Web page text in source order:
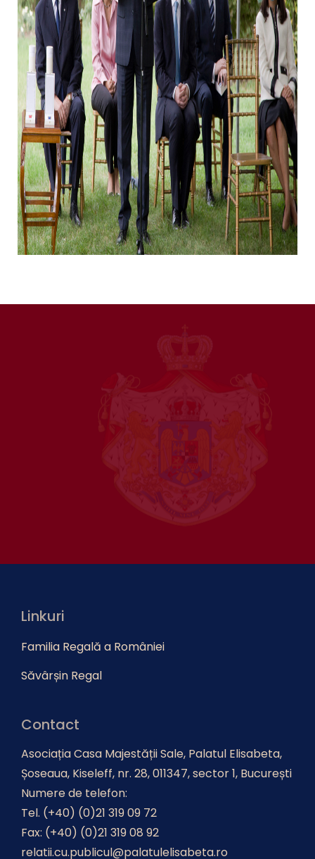
Linkuri
Familia Regală a României
Săvârșin Regal
Contact
Asociația Casa Majestății Sale, Palatul Elisabeta,
Șoseaua, Kiseleff, nr. 28, 011347, sector 1, București
Numere de telefon:
Tel. (+40) (0)21 319 09 72
Fax: (+40) (0)21 319 08 92
relatii.cu.publicul@palatulelisabeta.ro